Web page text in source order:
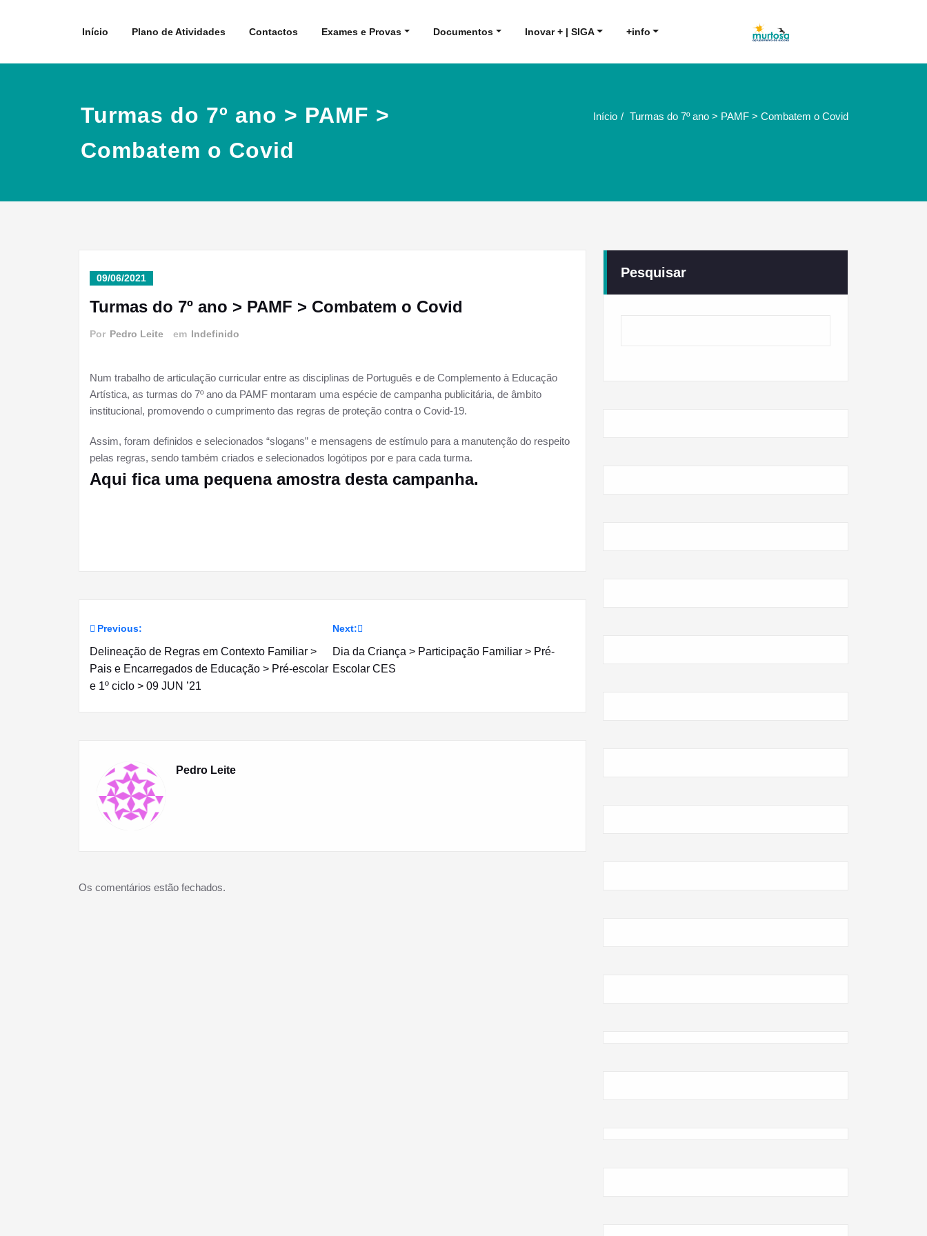
AE Murtosa
Agrupamento de Escolas da
Murtosa
Início Plano de Atividades Contactos Exames e Provas Documentos Inovar + | SIGA +info
Turmas do 7º ano > PAMF >
Combatem o Covid
Início Turmas do 7º ano > PAMF > Combatem o Covid
09/06/2021
Turmas do 7º ano > PAMF > Combatem o Covid
Por Pedro Leite em Indefinido
Num trabalho de articulação curricular entre as disciplinas de Português e de Complemento à Educação
Artística, as turmas do 7º ano da PAMF montaram uma espécie de campanha publicitária, de âmbito
institucional, promovendo o cumprimento das regras de proteção contra o Covid-19.
Assim, foram definidos e selecionados “slogans” e mensagens de estímulo para a manutenção do respeito
pelas regras, sendo também criados e selecionados logótipos por e para cada turma.
Aqui fica uma pequena amostra desta campanha.
Navegação
de
Previous:
Delineação de Regras em Contexto Familiar >
Pais e Encarregados de Educação > Pré-escolar
e 1º ciclo > 09 JUN ’21
Next:
Dia da Criança > Participação Familiar > Pré-
Escolar CES
Pedro Leite
Os comentários estão fechados.
Pesquisar